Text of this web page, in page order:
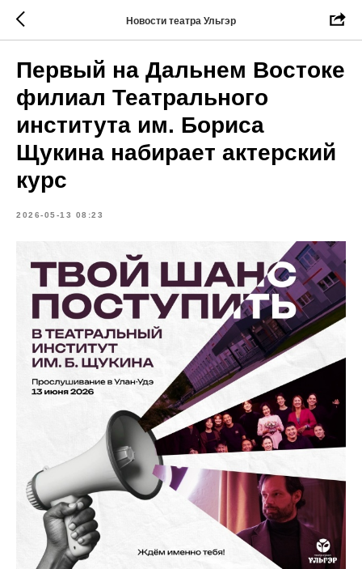
Новости театра Ульгэр
Первый на Дальнем Востоке
филиал Театрального
института им. Бориса
Щукина набирает актерский
курс
2026-05-13 08:23